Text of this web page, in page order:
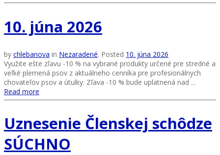
10. júna 2026
by chlebanova in Nezaradené. Posted 10. júna 2026
Využite ešte zľavu -10 % na vybrané produkty určené pre stredné a
veľké plemená psov z aktuálneho cenníka pre profesionálnych
chovateľov psov a útulky. Zľava -10 % bude uplatnená nad ...
Read more
Uznesenie Členskej schôdze
SÚCHNO